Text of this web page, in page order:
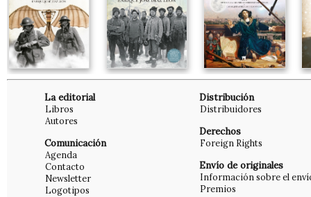
La editorial
Libros
Autores
Comunicación
Agenda
Contacto
Newsletter
Logotipos
Distribución
Distribuidores
Derechos
Foreign Rights
Envío de originales
Información sobre el
Premios